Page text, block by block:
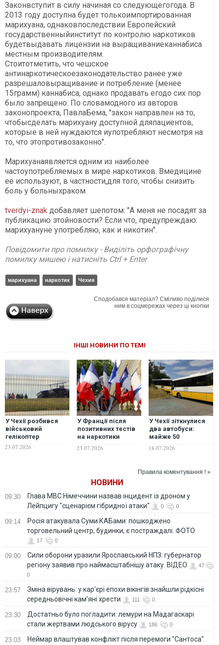
Законвступит в силу начиная со следующегогода. В
2013 году доступна будет толькоимпортированная
марихуана, однаковпоследствии Европейский
государственныйинститут по контролю наркотиков
будетвыдавать лицензии на выращиваниеканнабиса
местным производителям.
Стоитотметить, что чешское
антинаркотическоезаконодательство ранее уже
разрешаловыращивание и потребление (менее
15грамм) каннабиса, однако продавать егодо сих пор
было запрещено. По словамодного из авторов
законопроекта, ПавлаБема, "закон направлен на то,
чтобысделать марихуану доступной дляпациентов,
которые в ней нуждаются иупотребляют несмотря на
то, что этопротивозаконно".
Марихуанаявляется одним из наиболее
частоупотребляемых в мире наркотиков. Вмедицине
ее используют, в частности,для того, чтобы снизить
боль у больныхраком.
tverdyi-znak добавляет шепотом: "А меня не посадят за
публикацию этойновости? Если что, предупреждаю:
марихуануне употребляю, как и никотин".
Повідомити про помилку - Виділіть орфографічну
помилку мишею і натисніть Ctrl + Enter
марихуана наркотик Чехия
Сподобався матеріал? Сміливо поділися
ним в соцмережах через ці кнопки
ІНШІ НОВИНИ ПО ТЕМІ
У Чехії розбився
військовий
гелікоптер
23.07.2026
У Франції після
позитивних тестів
на наркотики
кількох посадовців
23.07.2026
У Чехії зіткнулися
два автобуси:
майже 50
серед них дві
18.07.2026
Правила коментування ! »
НОВИНИ
09:30
Глава МВС Німеччини назвав інцидент із дроном у
Лейпцигу "сценарієм гібридної атаки"
0 0
09:14
Росія атакувала Суми КАБами: пошкоджено
торговельний центр, будинки, є постраждалі. ФОТО
17 0
09:00
Сили оборони уразили Ярославський НПЗ: губернатор
регіону заявив про наймасштабнішу атаку. ВІДЕО
47
0
23:57
Зміна вірувань: у кар'єрі епохи вікінгів знайшли рідкісні
середньовічні кам’яні хрести
111 0
23:30
Достатньо було погладити: лемури на Мадагаскарі
стали жертвами людського вірусу
186 0
23:03
Неймар влаштував конфлікт після перемоги "Сантоса".